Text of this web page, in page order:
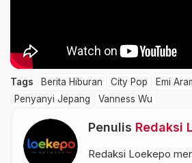
Tags Berita Hiburan City Pop
Emi
Penyanyi Jepang
Vanness Wu
Penulis Redaksi
Redaksi Loekepo